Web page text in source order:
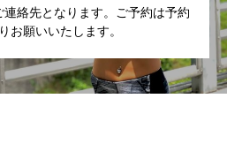
絡先となります。ご予約は予約
お願いいたします。